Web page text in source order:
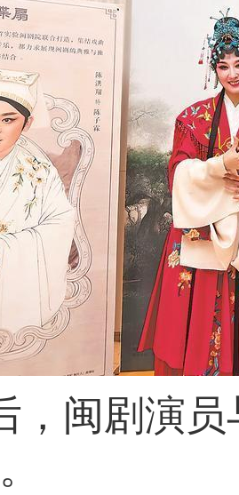
，闽剧演